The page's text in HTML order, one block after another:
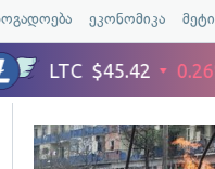
ეკონომიკა მეტი
გადახედვა